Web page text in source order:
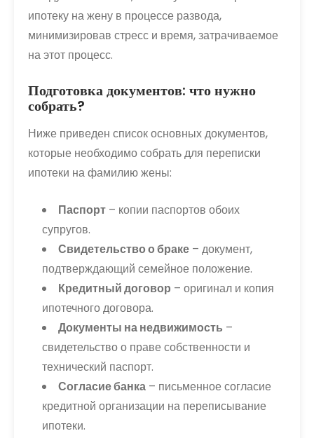
ипотеку на жену в процессе развода,
минимизировав стресс и время, затрачиваемое
на этот процесс.
Подготовка документов: что нужно
собрать?
Ниже приведен список основных документов,
которые необходимо собрать для переписки
ипотеки на фамилию жены:
Паспорт – копии паспортов обоих
супругов.
Свидетельство о браке – документ,
подтверждающий семейное положение.
Кредитный договор – оригинал и копия
ипотечного договора.
Документы на недвижимость –
свидетельство о праве собственности и
технический паспорт.
Согласие банка – письменное согласие
кредитной организации на переписывание
ипотеки.